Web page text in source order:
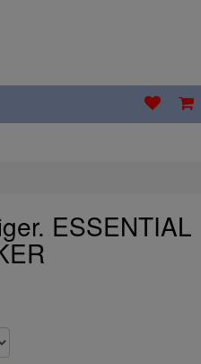
ESSENTIAL